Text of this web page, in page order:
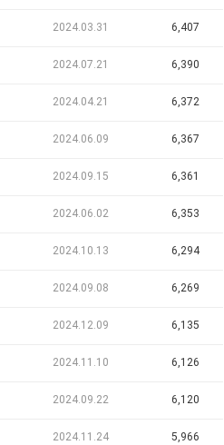
2024.03.31 6,407
2024.07.21 6,390
2024.04.21 6,372
2024.06.09 6,367
2024.09.15 6,361
2024.06.02 6,353
2024.10.13 6,294
2024.09.08 6,269
2024.12.09 6,135
2024.11.10 6,126
2024.09.22 6,120
2024.11.24 5,966